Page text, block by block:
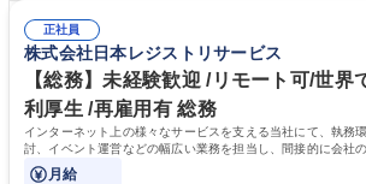
の他に担当頂く業務が発生する場合があります。 募集職種 【営業事務】
業務職/三井物産グループ/平均残業時間10H/完全週
ション力がある方。 ・チャレンジを厭わず、粘り
方。多様な関係者と謙虚に信頼関係を構築でき、期
ール管理が出来る方。※将来的に他部署（営業部門
へのジョブローテーションの可能性があります。 学歴・資格 学歴：大学
院 大学 語学力： 資格：宅地建物取引士
正社員
株式会社日本レジストリサービス
【総務】未経験歓迎 /リモート可/世界
利厚生 /再雇用有 総務
インターネット上の様々なサービスを支える当社にて、執務
討、イベント運営などの幅広い業務を担当し、間接的に会社
ている部署です。
月給